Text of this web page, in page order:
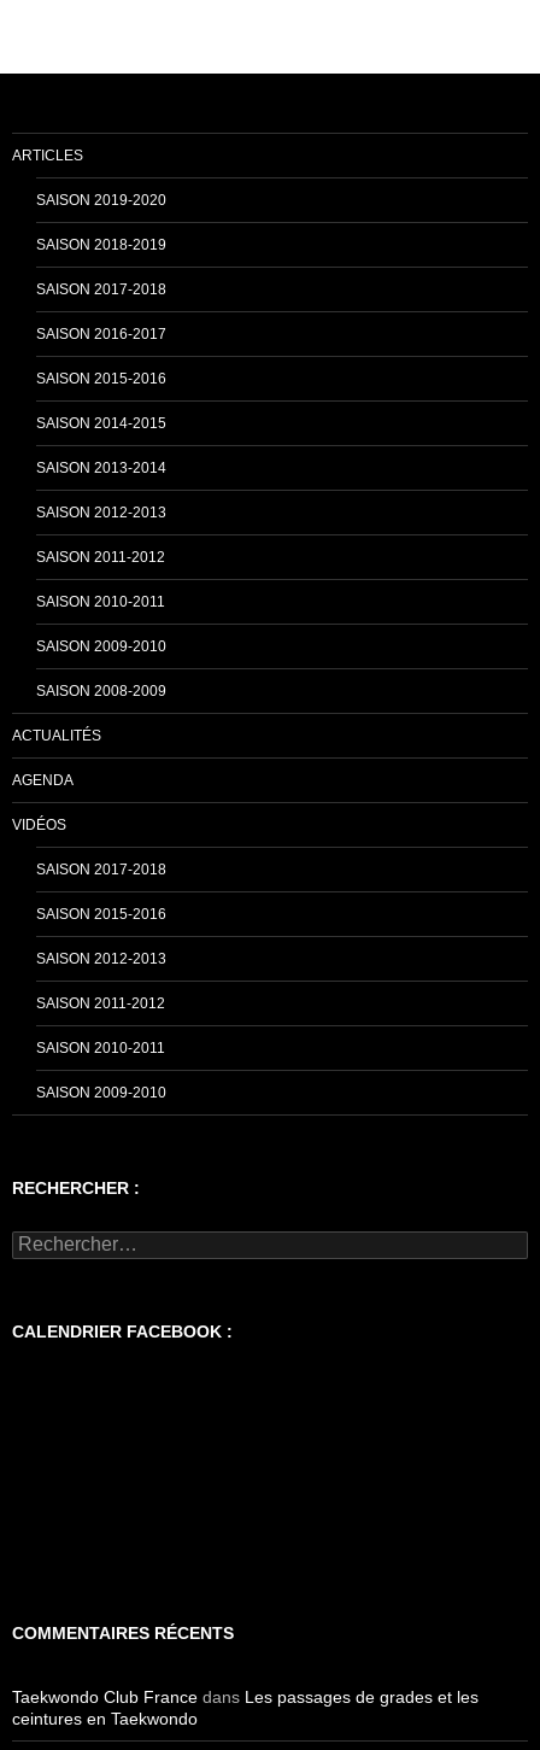
o
h
n
ARTICLES
SAISON 2019-2020
SAISON 2018-2019
SAISON 2017-2018
SAISON 2016-2017
SAISON 2015-2016
SAISON 2014-2015
SAISON 2013-2014
SAISON 2012-2013
SAISON 2011-2012
SAISON 2010-2011
SAISON 2009-2010
SAISON 2008-2009
ACTUALITÉS
AGENDA
VIDÉOS
SAISON 2017-2018
SAISON 2015-2016
SAISON 2012-2013
SAISON 2011-2012
SAISON 2010-2011
SAISON 2009-2010
RECHERCHER :
Rechercher :
CALENDRIER FACEBOOK :
COMMENTAIRES RÉCENTS
Taekwondo Club France dans Les passages de grades et les
ceintures en Taekwondo